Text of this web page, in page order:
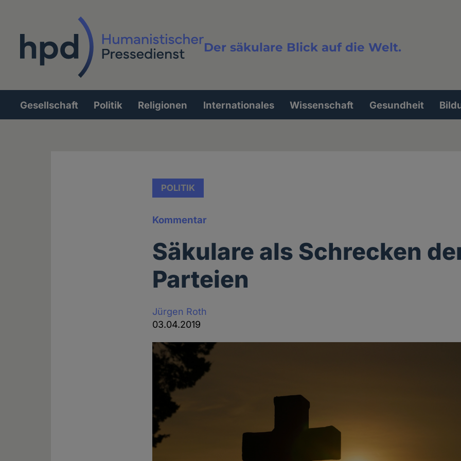
Der säkulare Blick auf die Welt.
Volltextsuche
Hauptnavigation
Gesellschaft Politik Religionen Internationales Wissenschaft Gesundheit
POLITIK
Kommentar
Säkulare als Schrecken
Parteien
Jürgen Roth
03.04.2019